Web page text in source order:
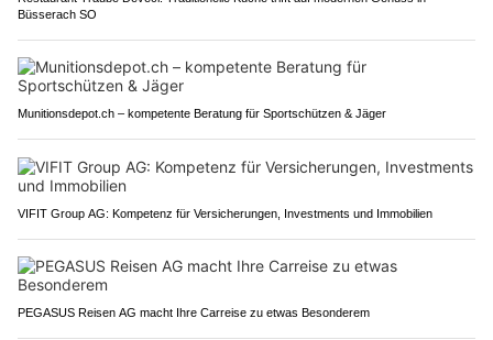
Büsserach SO
Munitionsdepot.ch – kompetente Beratung für Sportschützen & Jäger
VIFIT Group AG: Kompetenz für Versicherungen, Investments und Immobilien
PEGASUS Reisen AG macht Ihre Carreise zu etwas Besonderem